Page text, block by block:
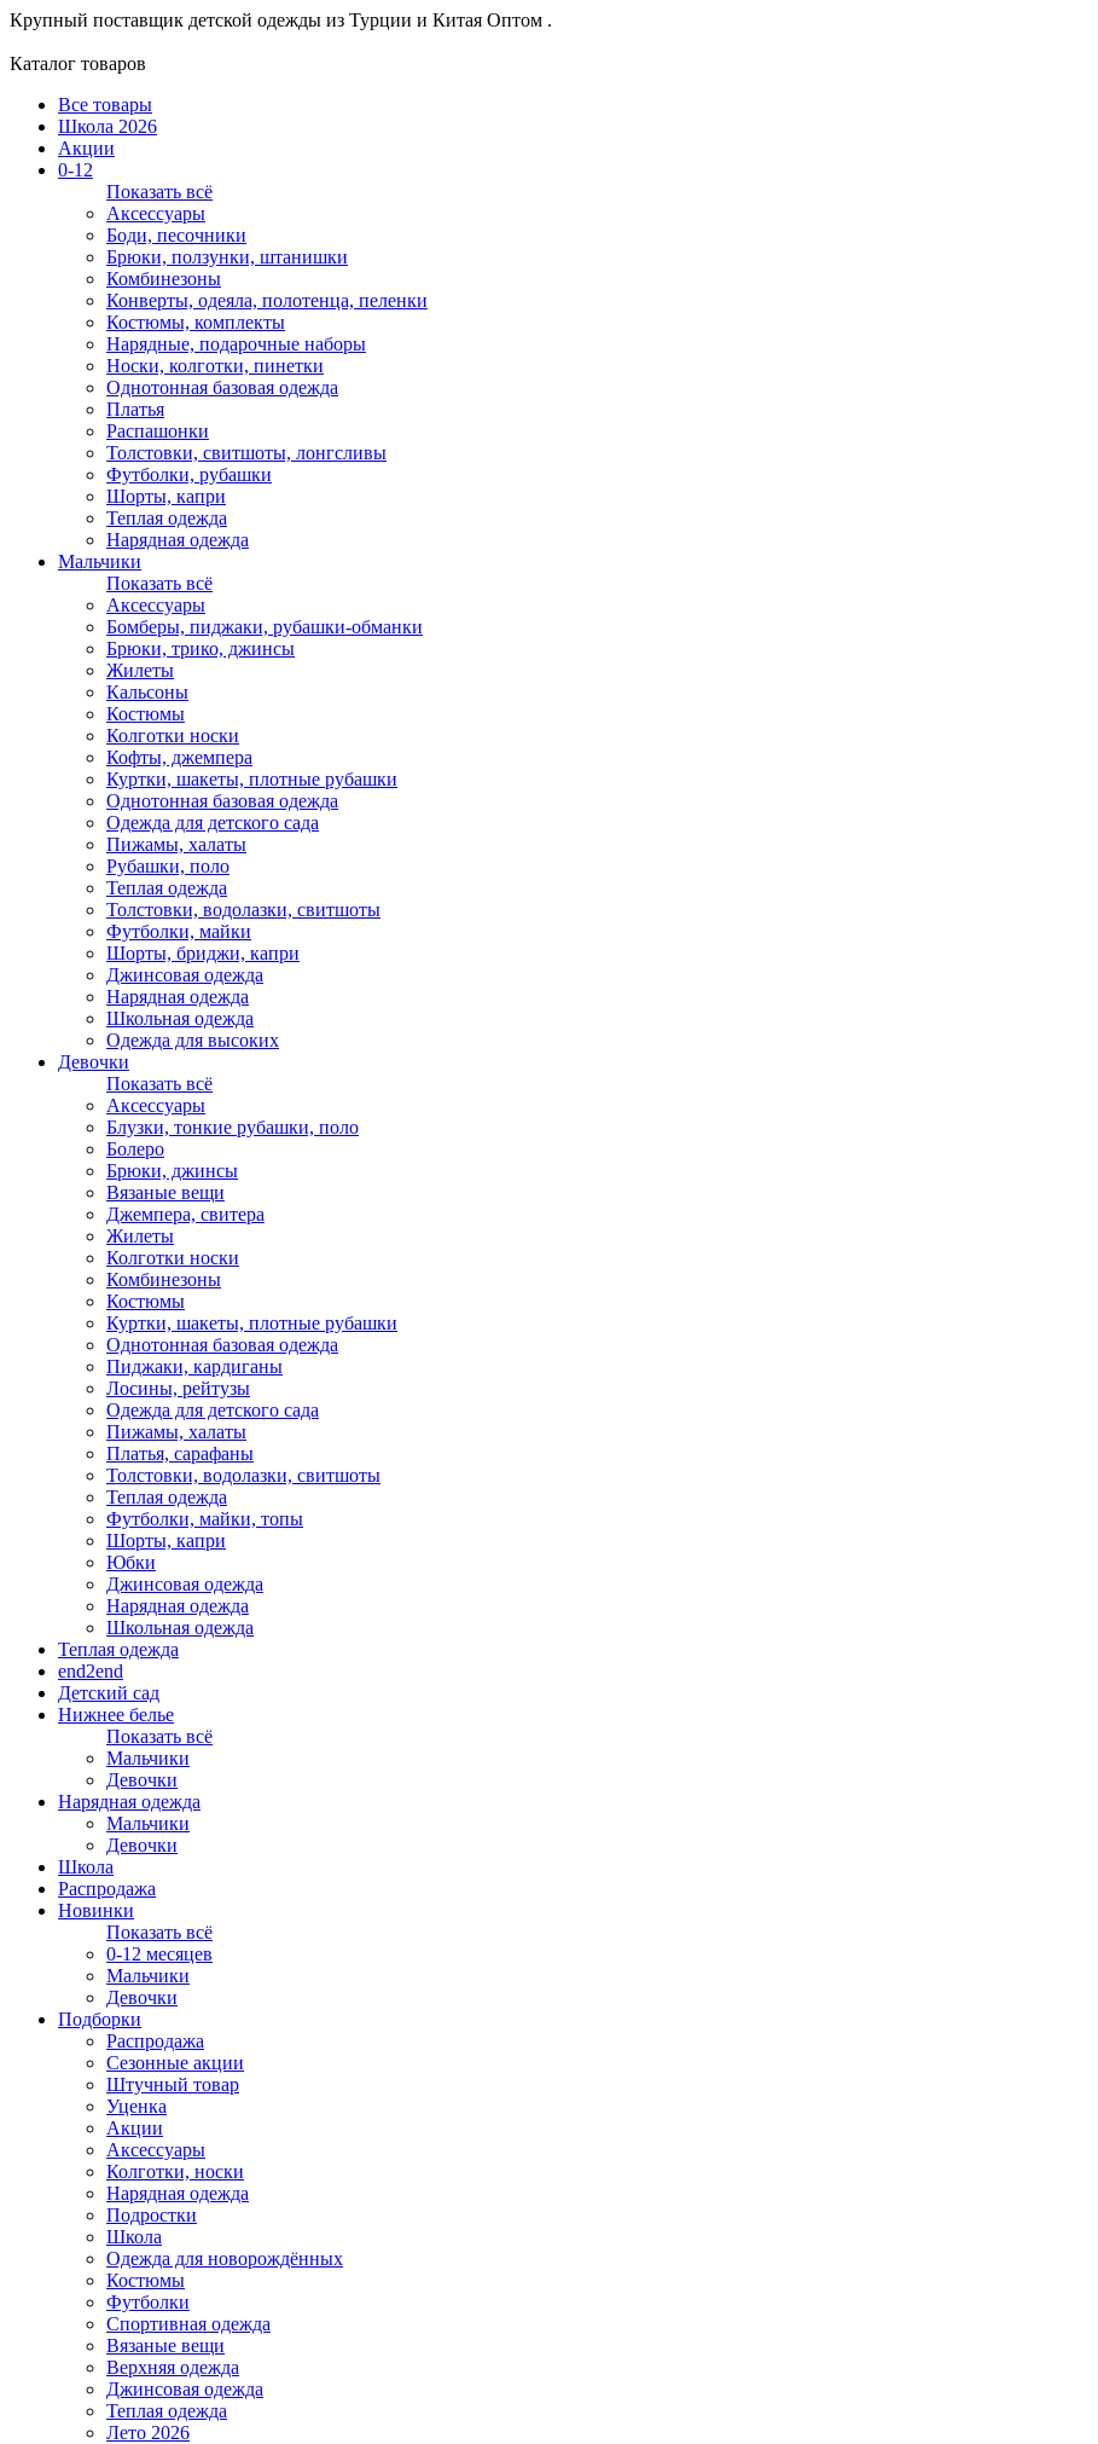
Крупный поставщик детской одежды из Турции и Китая Оптом .
Каталог товаров
Все товары
Школа 2026
Акции
0-12
Показать всё
Аксессуары
Боди, песочники
Брюки, ползунки, штанишки
Комбинезоны
Конверты, одеяла, полотенца, пеленки
Костюмы, комплекты
Нарядные, подарочные наборы
Носки, колготки, пинетки
Однотонная базовая одежда
Платья
Распашонки
Толстовки, свитшоты, лонгсливы
Футболки, рубашки
Шорты, капри
Теплая одежда
Нарядная одежда
Мальчики
Показать всё
Аксессуары
Бомберы, пиджаки, рубашки-обманки
Брюки, трико, джинсы
Жилеты
Кальсоны
Костюмы
Колготки носки
Кофты, джемпера
Куртки, шакеты, плотные рубашки
Однотонная базовая одежда
Одежда для детского сада
Пижамы, халаты
Рубашки, поло
Теплая одежда
Толстовки, водолазки, свитшоты
Футболки, майки
Шорты, бриджи, капри
Джинсовая одежда
Нарядная одежда
Школьная одежда
Одежда для высоких
Девочки
Показать всё
Аксессуары
Блузки, тонкие рубашки, поло
Болеро
Брюки, джинсы
Вязаные вещи
Джемпера, свитера
Жилеты
Колготки носки
Комбинезоны
Костюмы
Куртки, шакеты, плотные рубашки
Однотонная базовая одежда
Пиджаки, кардиганы
Лосины, рейтузы
Одежда для детского сада
Пижамы, халаты
Платья, сарафаны
Толстовки, водолазки, свитшоты
Теплая одежда
Футболки, майки, топы
Шорты, капри
Юбки
Джинсовая одежда
Нарядная одежда
Школьная одежда
Теплая одежда
end2end
Детский сад
Нижнее белье
Показать всё
Мальчики
Девочки
Нарядная одежда
Мальчики
Девочки
Школа
Распродажа
Новинки
Показать всё
0-12 месяцев
Мальчики
Девочки
Подборки
Распродажа
Сезонные акции
Штучный товар
Уценка
Акции
Аксессуары
Колготки, носки
Нарядная одежда
Подростки
Школа
Одежда для новорождённых
Костюмы
Футболки
Спортивная одежда
Вязаные вещи
Верхняя одежда
Джинсовая одежда
Теплая одежда
Лето 2026